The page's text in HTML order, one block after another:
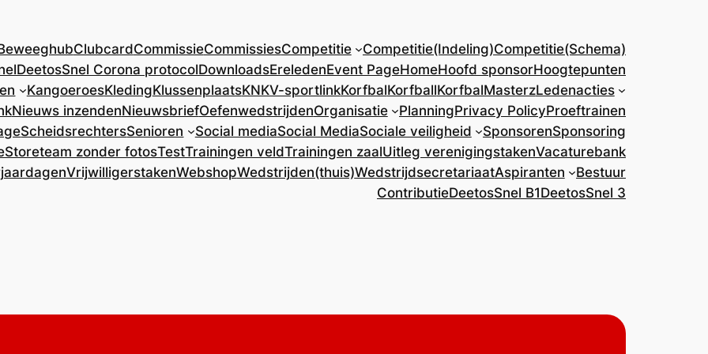
ClubcardCommissieCommissiesCompetitie Competitie(Indeling)Competitie(Schema)
DeetosSnel Corona protocolDownloadsEreledenEvent PageHomeHoofd sponsorHoogtepunten
KangoeroesKledingKlussenplaatsKNKV-sportlinkKorfbalKorfballKorfbalMasterzLedenacties
Nieuws inzendenNieuwsbriefOefenwedstrijdenOrganisatie PlanningPrivacy PolicyProeftrainen
ScheidsrechtersSenioren Social mediaSocial MediaSociale veiligheid SponsorenSponsoring
Storeteam zonder fotosTestTrainingen veldTrainingen zaalUitleg verenigingstakenVacaturebank
VrijwilligerstakenWebshopWedstrijden(thuis)WedstrijdsecretariaatAspiranten
Bestuur
ContributieDeetosSnel B1DeetosSnel 3